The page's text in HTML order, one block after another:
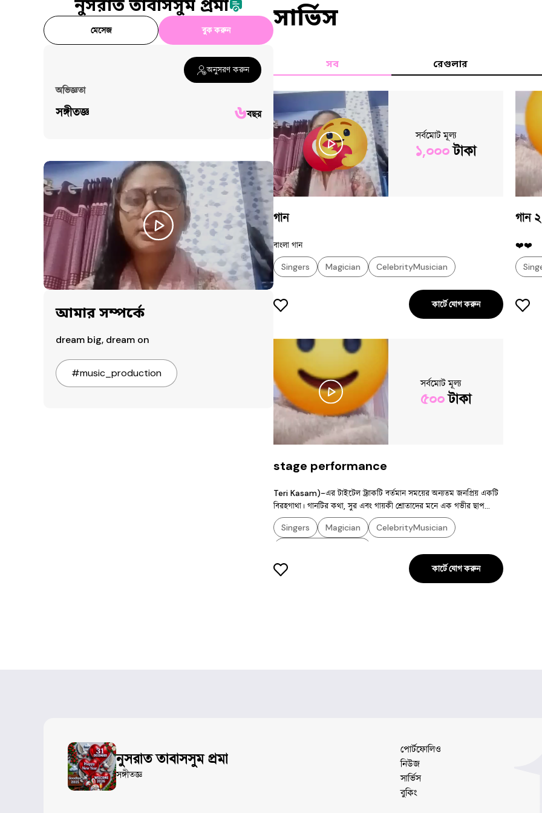
নুসরাত তাবাসসুম প্রমা
মেসেজ বুক করুন
অনুসরণ করুন
অভিজ্ঞতা
সঙ্গীতজ্ঞ ৬বছর
আমার সম্পর্কে
dream big, dream on
#music_production
সার্ভিস
সব রেগুলার
সর্বমোট মূল্য
১,০০০টাকা
গান
বাংলা গান
Singers
Magician CelebrityMusician
কার্টে যোগ করুন
গান ২
❤️❤️
সর্বমোট মূল্য
৫০০টাকা
stage performance
Teri Kasam)-এর টাইটেল ট্র্যাকটি বর্তমান সময়ের অন্যতম জনপ্রিয় একটি
বিরহগাথা। গানটির কথা, সুর এবং গায়কী শ্রোতাদের মনে এক গভীর ছাপ
ফেলে। নিচে গানটির বিস্তারিত বর্ণনা দেওয়া হলো: ১. মূল তথ্য গায়ক: অঙ্কিত
তিওয়ারি (Ankit Tiwari)। তাঁর আবেগঘন কণ্ঠ গানটিকে এক অনন্য উচ্চতায়
নিয়ে গেছে। সুরকার: হিমেশ রেশামিয়া। এই গানটির মাধ্যমে তিনি তাঁর চিরচেনা
কথাগুলো খুব সহজ কিন্তু গভীর।
Singers Magician
CelebrityMusician
কার্টে যোগ করুন
নুসরাত তাবাসসুম প্রমা
সঙ্গীতজ্ঞ
পোর্টফোলিও
নিউজ
সার্ভিস
বুকিং